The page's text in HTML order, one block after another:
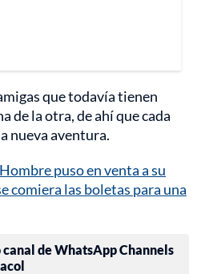
que todavía tienen
de la otra, de ahí que cada
nueva aventura.
Hombre puso en venta a su
comiera las boletas para una
de WhatsApp Channels